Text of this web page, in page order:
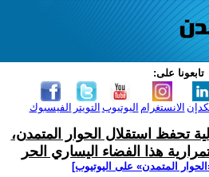
تابعونا على:
الفيسبوك التويتر اليوتيوب الانستغرام
تحفظ استقلال الحوار المتمدن،
هذا الفضاء اليساري الحر
المتمدن» على اليوتيوب]